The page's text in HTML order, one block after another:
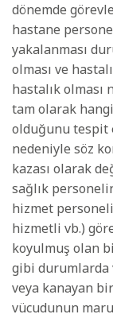
dönemde
hastane
yakalanması
olması ve
hastalık
tam olarak
olduğunu tespit
nedeniyle söz
kazası olarak
sağlık
hizmet
hizmetli vb.)
koyulmuş olan
gibi durumlarda
veya kanayan
vücudunun